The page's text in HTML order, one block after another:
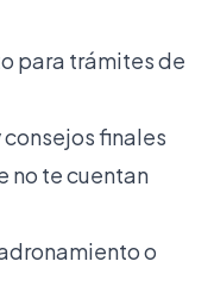
para trámites de
finales
no te cuentan
o